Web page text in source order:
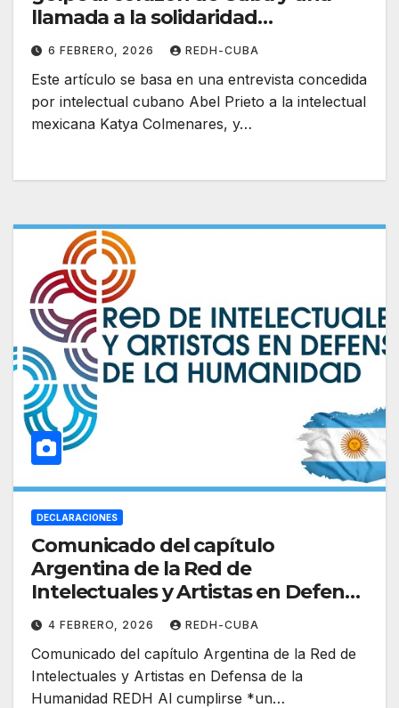
llamada a la solidaridad
internacional. Por Abel Prieto
6 FEBRERO, 2026 REDH-CUBA
Este artículo se basa en una entrevista concedida
por intelectual cubano Abel Prieto a la intelectual
mexicana Katya Colmenares, y…
DECLARACIONES
Comunicado del capítulo
Argentina de la Red de
Intelectuales y Artistas en Defensa
de la Humanidad REDH
4 FEBRERO, 2026 REDH-CUBA
Comunicado del capítulo Argentina de la Red de
Intelectuales y Artistas en Defensa de la
Humanidad REDH Al cumplirse *un…